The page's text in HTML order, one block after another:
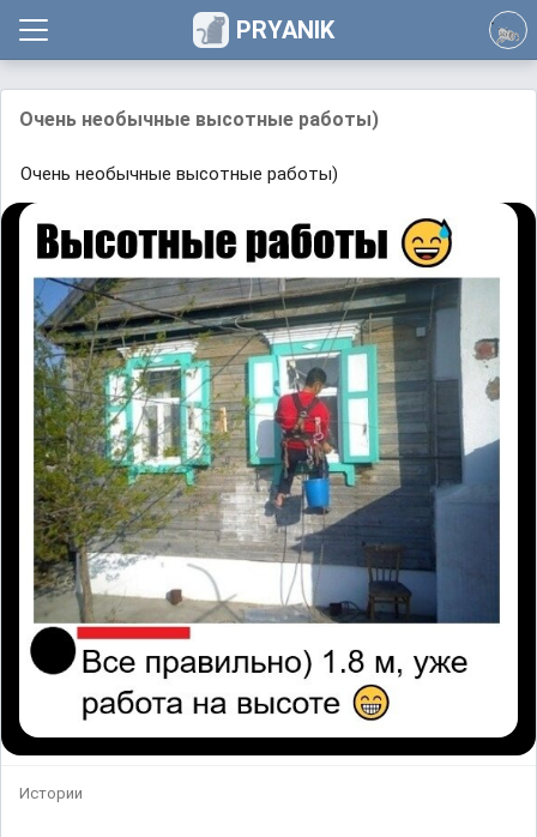
PRYANIK
Очень необычные высотные работы)
Очень необычные высотные работы)
Истории